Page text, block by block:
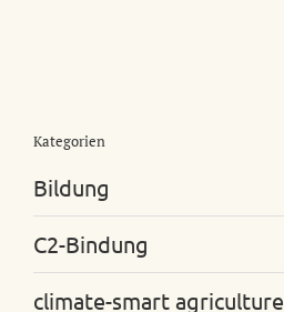
Kategorien
Bildung
C2-Bindung
climate-smart agriculture